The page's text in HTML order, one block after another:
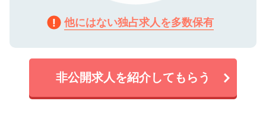
他にはない独占求人を多数保有
非公開求人を紹介してもらう